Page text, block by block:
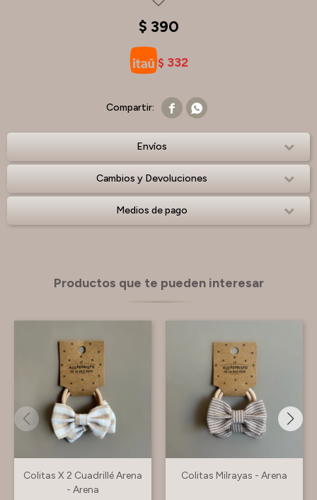
$ 390
$ 332
 
Envíos
Cambios y Devoluciones
Medios de pago
Productos que te pueden interesar
Colitas X 2 Cuadrillé Arena
- Arena
Colitas Milrayas - Arena